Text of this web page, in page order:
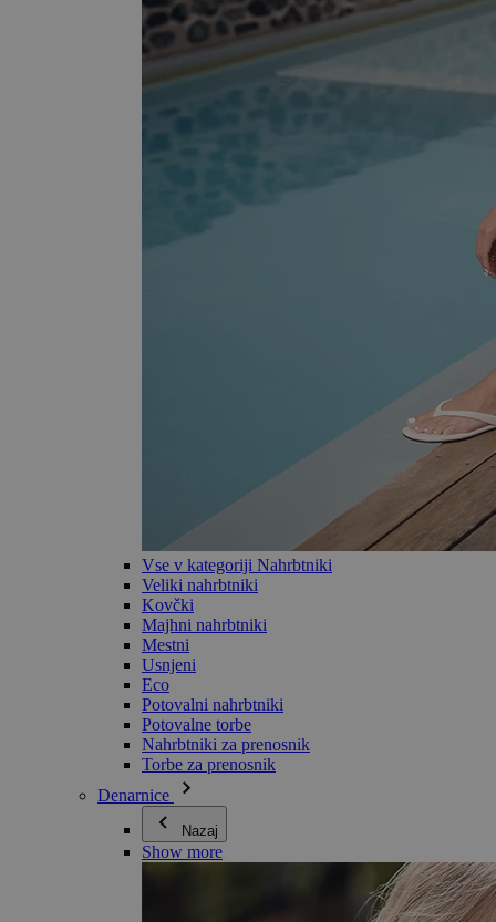
Vse v kategoriji Nahrbtniki
Veliki nahrbtniki
Kovčki
Majhni nahrbtniki
Mestni
Usnjeni
Eco
Potovalni nahrbtniki
Potovalne torbe
Nahrbtniki za prenosnik
Torbe za prenosnik
Denarnice
Nazaj
Show more